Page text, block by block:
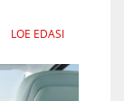
LOE EDASI